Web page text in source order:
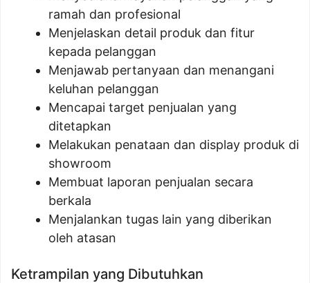
ramah dan profesional
Menjelaskan detail produk dan fitur
kepada pelanggan
Menjawab pertanyaan dan menangani
keluhan pelanggan
Mencapai target penjualan yang
ditetapkan
Melakukan penataan dan display produk di
showroom
Membuat laporan penjualan secara
berkala
Menjalankan tugas lain yang diberikan
oleh atasan
Ketrampilan yang Dibutuhkan